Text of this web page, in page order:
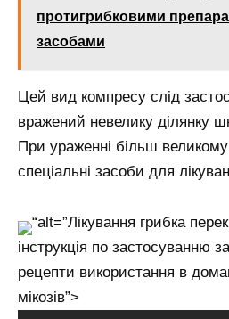
протигрибковими
засобами
Цей вид компресу слід
вражений невелику ділянку
При ураженні більш
спеціальні засоби для
“alt=”Лікування грибка
інструкція по застосуванню
рецепти використання в
мікозів”>